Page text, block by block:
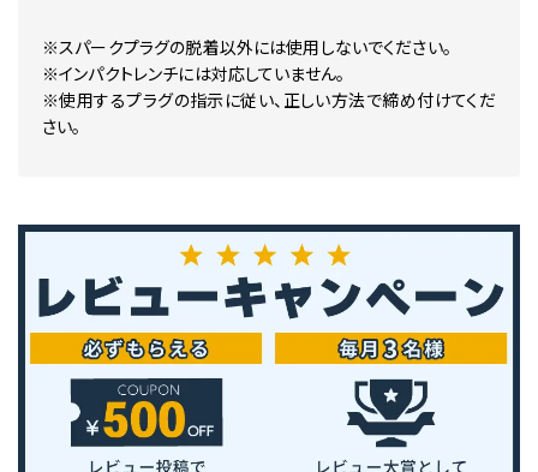
※スパークプラグの脱着以外には使用しないでください。
※インパクトレンチには対応していません。
※使用するプラグの指示に従い、正しい方法で締め付けてくだ
さい。